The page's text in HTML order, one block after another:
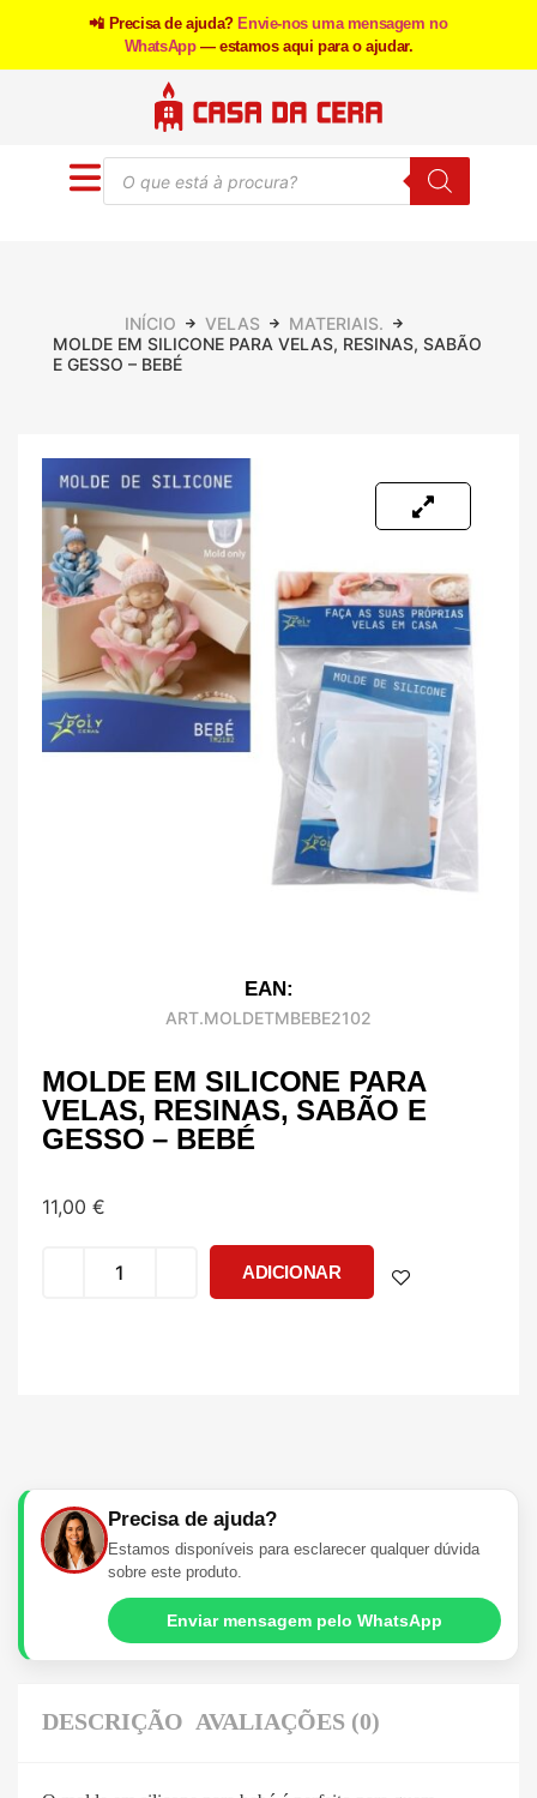
📲 Precisa de ajuda? Envie-nos uma mensagem no
WhatsApp — estamos aqui para o ajudar.
INÍCIO VELAS
MATERIAIS.
MOLDE EM SILICONE PARA VELAS, RESINAS, SABÃO
E GESSO – BEBÉ
EAN:
ART.MOLDETMBEBE2102
MOLDE EM SILICONE PARA
VELAS, RESINAS, SABÃO E
GESSO – BEBÉ
11,00 €
ADICIONAR
Precisa de ajuda?
Estamos disponíveis para esclarecer qualquer dúvida
sobre este produto.
Enviar mensagem pelo WhatsApp
DESCRIÇÃO AVALIAÇÕES (0)